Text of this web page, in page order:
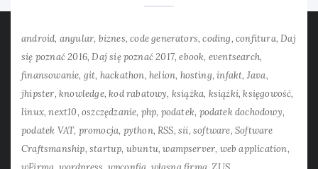
android angular biznes code generators coding confitura Daj
się poznać 2016 Daj się poznać 2017 ebook eventsearch
finansowanie git hackathon helion hosting infakt Java
jhipster knowledge kod rabatowy książka książki księgowość
linux next10 oszczędzanie php podatek podatek dochodowy
podatek VAT promocja python RSS sii software Software
Craftsmanship startup ubuntu wampserver web application